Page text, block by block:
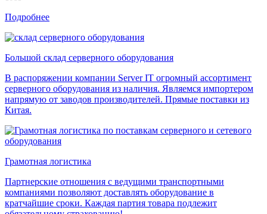
Подробнее
Большой склад серверного оборудования
В распоряжении компании Server IT огромный ассортимент
серверного оборудования из наличия. Являемся импортером
напрямую от заводов производителей. Прямые поставки из
Китая.
Грамотная логистика
Партнерские отношения с ведущими транспортными
компаниями позволяют доставлять оборудование в
кратчайшие сроки. Каждая партия товара подлежит